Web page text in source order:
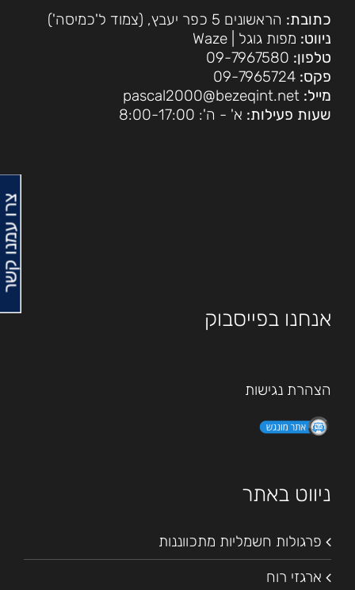
כתובת: הראשונים 5 כפר יעבץ, (צמוד ל'כמיסה')
ניווט: מפות גוגל
Waze
טלפון: 09-7967580
פקס:
מייל: pascal2000@bezeqint.net
שעות פעילות: א' - ה': 8:00-17:00
אנחנו בפייסבוק
הצהרת נגישות
ניווט באתר
פרגולות חשמליות מתכווננות
ארגזי רוח
צרו